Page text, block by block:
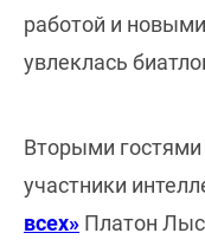
работой и
увлеклась
Вторыми
участники
всех» Платон